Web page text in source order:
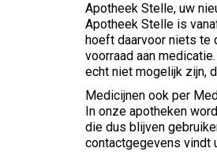
Apotheek Stelle, uw
Apotheek Stelle is
hoeft daarvoor niets te
voorraad aan
echt niet mogelijk zijn,
Medicijnen ook per
In onze apotheken
die dus blijven
contactgegevens vindt